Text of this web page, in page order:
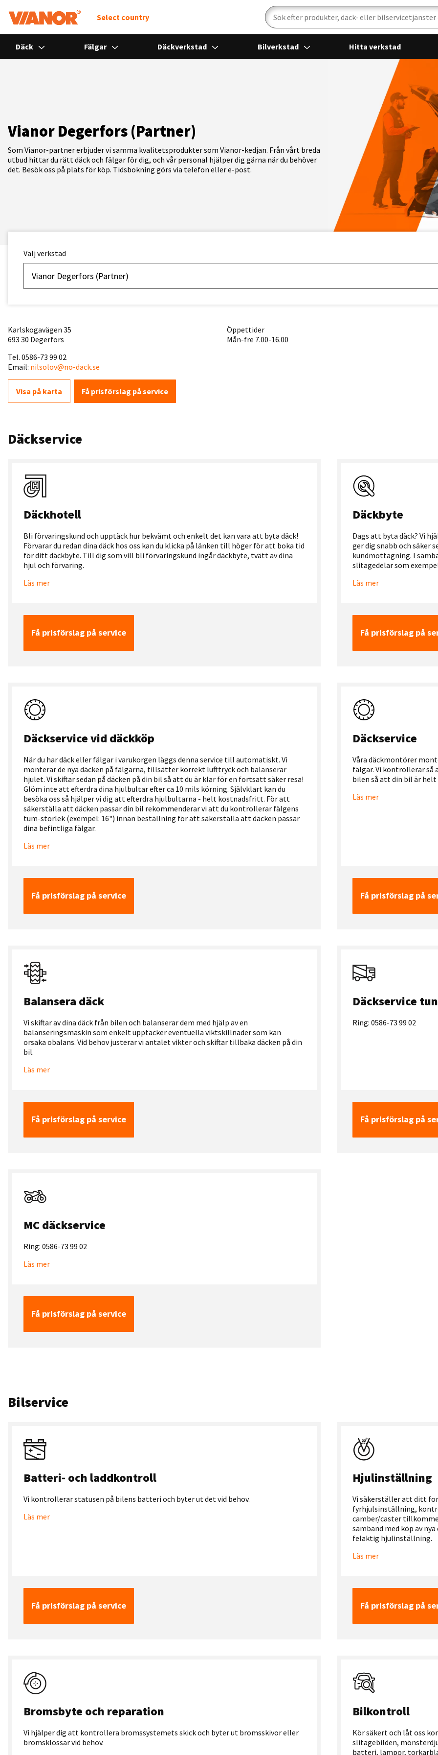
Select country
Däck Fälgar Däckverkstad Bilverkstad Hitta verkstad
Vianor Degerfors (Partner)
Som Vianor-partner erbjuder vi samma kvalitetsprodukter som Vianor-kedjan. Från vårt breda
utbud hittar du rätt däck och fälgar för dig, och vår personal hjälper dig gärna när du behöver
det. Besök oss på plats för köp. Tidsbokning görs via telefon eller e-post.
Välj verkstad
Vianor Degerfors (Partner)
Karlskogavägen 35
693 30 Degerfors
Tel. 0586-73 99 02
Email: nilsolov@no-dack.se
Visa på karta Få prisförslag på service
Öppettider
Mån-fre 7.00-16.00
Däckservice
Däckhotell
Bli förvaringskund och upptäck hur bekvämt och enkelt det kan vara att byta däck!
Förvarar du redan dina däck hos oss kan du klicka på länken till höger för att boka tid
för ditt däckbyte. Till dig som vill bli förvaringskund ingår däckbyte, tvätt av dina
hjul och förvaring.
Läs mer
Få prisförslag på service
Däckbyte
Dags att byta däck? Vi
ger dig snabb och säker
kundmottagning. I
slitagedelar som
Läs mer
Få prisförslag på
Däckservice vid däckköp
När du har däck eller fälgar i varukorgen läggs denna service till automatiskt. Vi
monterar de nya däcken på fälgarna, tillsätter korrekt lufttryck och balanserar
hjulet. Vi skiftar sedan på däcken på din bil så att du är klar för en fortsatt säker resa!
Glöm inte att efterdra dina hjulbultar efter ca 10 mils körning. Självklart kan du
besöka oss så hjälper vi dig att efterdra hjulbultarna - helt kostnadsfritt. För att
säkerställa att däcken passar din bil rekommenderar vi att du kontrollerar fälgens
tum-storlek (exempel: 16") innan beställning för att säkerställa att däcken passar
dina befintliga fälgar.
Läs mer
Få prisförslag på service
Däckservice
Våra däckmontörer
fälgar. Vi kontrollerar så
bilen så att din bil är
Läs mer
Få prisförslag på
Balansera däck
Vi skiftar av dina däck från bilen och balanserar dem med hjälp av en
balanseringsmaskin som enkelt upptäcker eventuella viktskillnader som kan
orsaka obalans. Vid behov justerar vi antalet vikter och skiftar tillbaka däcken på din
bil.
Läs mer
Få prisförslag på service
Däckservice
Ring: 0586-73 99 02
Få prisförslag på
MC däckservice
Ring: 0586-73 99 02
Läs mer
Få prisförslag på service
Bilservice
Batteri- och laddkontroll
Vi kontrollerar statusen på bilens batteri och byter ut det vid behov.
Läs mer
Få prisförslag på service
Hjulinställning
Vi säkerställer att ditt
fyrhjulsinställning,
camber/caster
samband med köp av
felaktig hjulinställning.
Läs mer
Få prisförslag på
Bromsbyte och reparation
Vi hjälper dig att kontrollera bromssystemets skick och byter ut bromsskivor eller
bromsklossar vid behov.
Bilkontroll
Kör säkert och låt oss
slitagebilden,
batteri, lampor,